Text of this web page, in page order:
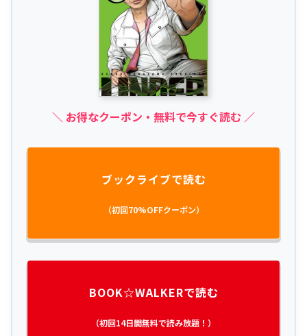
＼ お得なクーポン・無料で今すぐ読む ／
ブックライブで読む
（初回70%OFFクーポン）
BOOK☆WALKERで読む
（初回14日間無料で読み放題！）